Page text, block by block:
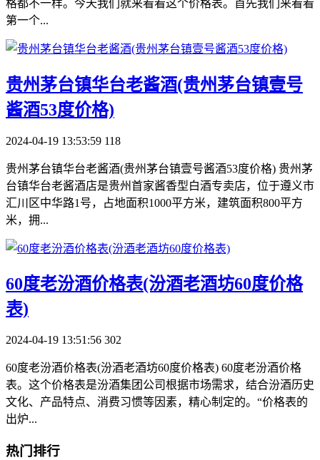
格都不一样。今天我们就来看看这个价格表。首先我们来看看
第一个...
​贵州茅台镇华台老酱酒(贵州茅台镇壹号
酱酒53度价格)
2024-04-19 13:53:59 118
贵州茅台镇华台老酱酒(贵州茅台镇壹号酱酒53度价格) 贵州茅
台镇华台老酱酒店是贵州首家酱香型白酒专卖店，位于遵义市
汇川区中华路1号，占地面积1000平方米，建筑面积800平方
米，拥...
​60度老汾酒价格表(汾酒老酒坊60度价格
表)
2024-04-19 13:51:56 302
60度老汾酒价格表(汾酒老酒坊60度价格表) 60度老汾酒价格
表。这个价格表是汾酒集团公司根据市场需求，结合汾酒历史
文化、产品特点、消费习惯等因素，精心制定的。“价格表的
出炉...
热门排行